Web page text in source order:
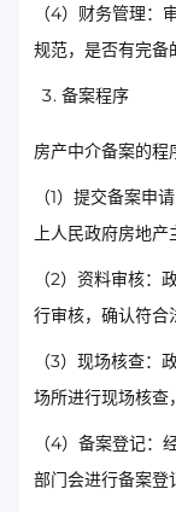
（4）财务管理：
规范，是否有完备
备案程序
房产中介备案的程
（1）提交备案申
上人民政府房地产
（2）资料审核：
行审核，确认符合
（3）现场核查：
场所进行现场核查
（4）备案登记：
部门会进行备案登